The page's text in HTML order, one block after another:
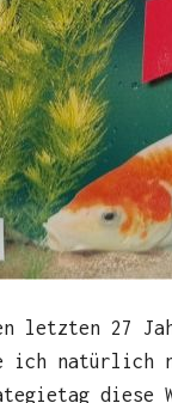
letzten 27
ich natürlich
diese